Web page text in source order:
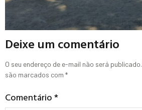
Deixe um comentário
O seu endereço de e-mail não será publicado.
são marcados com *
Comentário*